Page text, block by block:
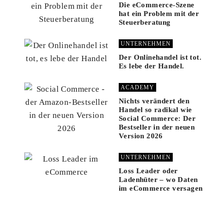
Die eCommerce-Szene
hat ein Problem mit der
Steuerberatung
UNTERNEHMEN
Der Onlinehandel ist tot.
Es lebe der Handel.
ACADEMY
Nichts verändert den
Handel so radikal wie
Social Commerce: Der
Bestseller in der neuen
Version 2026
UNTERNEHMEN
Loss Leader oder
Ladenhüter – wo Daten
im eCommerce versagen